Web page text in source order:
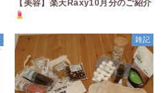
【美容】楽天Raxy10月分のご紹介
雑記